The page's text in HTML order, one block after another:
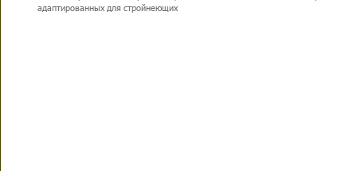
адаптированных для стройнеющих